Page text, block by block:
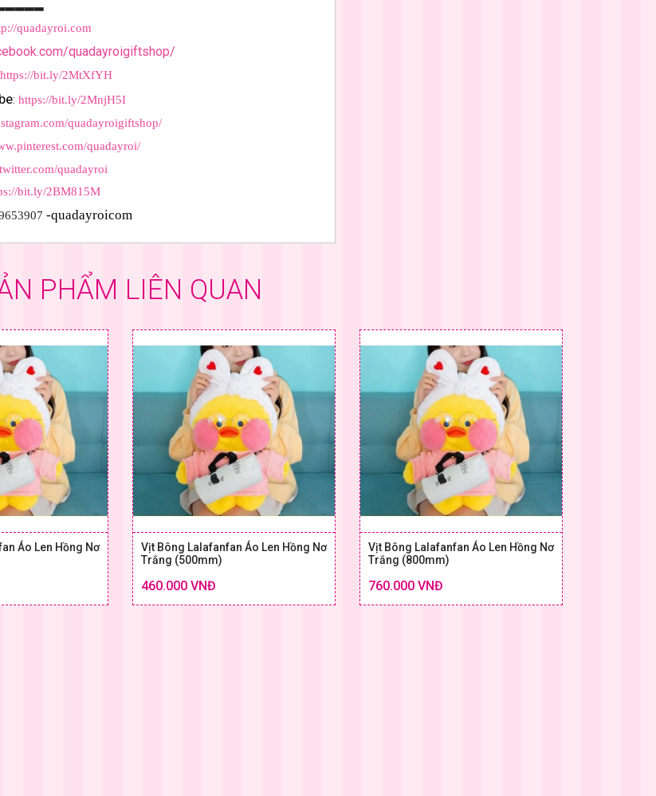
quadayroi.com
quadayroigiftshop/
https://bit.ly/2MtXfYH
: https://bit.ly/2MnjH5I
quadayroigiftshop/
quadayroi/
quadayroi
bit.ly/2BM815M
-quadayroicom
PHẨM LIÊN QUAN
Áo Len Hồng Nơ
Vịt Bông Lalafanfan Áo Len Hồng Nơ
Trắng (500mm)
460.000 VNĐ
Vịt Bông Lalafanfan Áo Len Hồng Nơ
Trắng (800mm)
760.000 VNĐ